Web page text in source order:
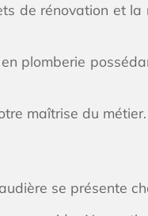
de rénovation et
plomberie
maîtrise du métier.
se présente